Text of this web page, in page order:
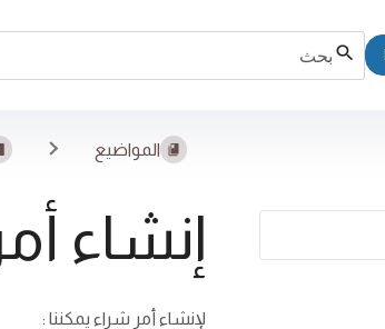
المواضيع
إنشاء
لإنشاء أمر شراء يمكننا :